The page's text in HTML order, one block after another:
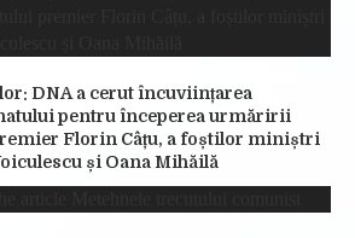
DNA a cerut încuviințarea
pentru începerea urmăririi
Florin Câțu, a foștilor miniștri
și Oana Mihăilă